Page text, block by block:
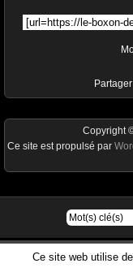
Partager
Ce site web utilise
Copyright
Ce site est propulsé par